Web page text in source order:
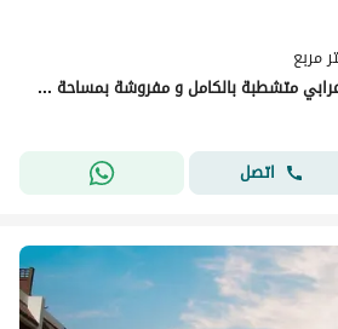
فيلا للبيع في جمعية احمد عرابي متشطبة بالكامل و مفروشة بمساحة ارض كبيرة استلام فوري - Ahmed orabi , Obour city
اتصل